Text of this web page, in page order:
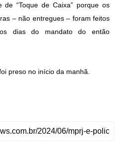
“Toque de Caixa” porque os
– não entregues – foram feitos
dias do mandato do então
preso no início da manhã.